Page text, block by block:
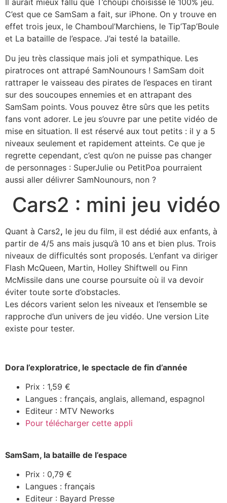
Il aurait mieux fallu que T’choupi choisisse le 100% jeu.
C’est que ce SamSam a fait, sur iPhone. On y trouve en
effet trois jeux, le Chamboul’Marchiens, le Tip’Tap’Boule
et La bataille de l’espace. J’ai testé la bataille.
Du jeu très classique mais joli et sympathique. Les
piratroces ont attrapé SamNounours ! SamSam doit
rattraper le vaisseau des pirates de l’espaces en tirant
sur des soucoupes ennemies et en attrapant des
SamSam points. Vous pouvez être sûrs que les petits
fans vont adorer. Le jeu s’ouvre par une petite vidéo de
mise en situation. Il est réservé aux tout petits : il y a 5
niveaux seulement et rapidement atteints. Ce que je
regrette cependant, c’est qu’on ne puisse pas changer
de personnages : SuperJulie ou PetitPoa pourraient
aussi aller délivrer SamNounours, non ?
Cars2 : mini jeu vidéo
Quant à Cars2, le jeu du film, il est dédié aux enfants, à
partir de 4/5 ans mais jusqu’à 10 ans et bien plus. Trois
niveaux de difficultés sont proposés. L’enfant va diriger
Flash McQueen, Martin, Holley Shiftwell ou Finn
McMissile dans une course poursuite où il va devoir
éviter toute sorte d’obstacles.
Les décors varient selon les niveaux et l’ensemble se
rapproche d’un univers de jeu vidéo. Une version Lite
existe pour tester.
Dora l’exploratrice, le spectacle de fin d’année
Prix : 1,59 €
Langues : français, anglais, allemand, espagnol
Editeur : MTV Neworks
Pour télécharger cette appli
SamSam, la bataille de l’espace
Prix : 0,79 €
Langues : français
Editeur : Bayard Presse